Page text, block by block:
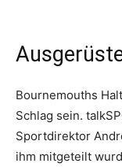
Bournemouths
Schlag sein.
Sportdirektor
ihm mitgeteilt